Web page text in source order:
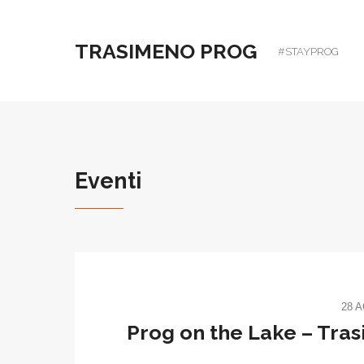
TRASIMENO PROG #STAYPROG
Eventi
28
Prog on the Lake –